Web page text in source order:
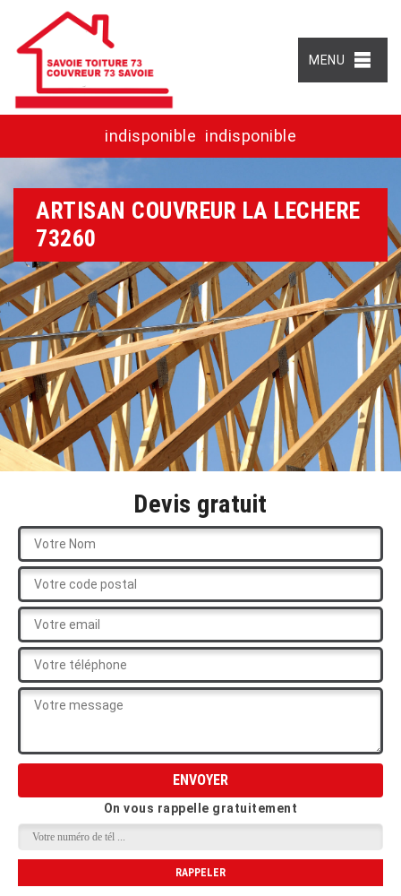
MENU
indisponible indisponible
ARTISAN COUVREUR LA LECHERE
73260
Devis gratuit
On vous rappelle gratuitement